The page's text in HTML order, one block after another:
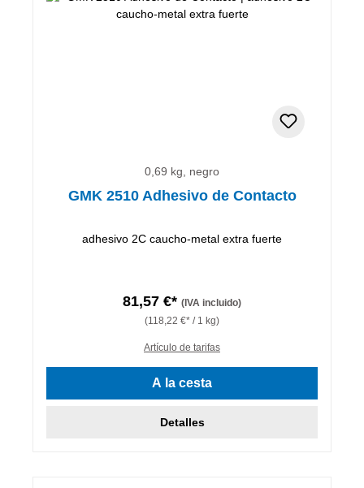
0,69 kg, negro
GMK 2510 Adhesivo de Contacto
adhesivo 2C caucho-metal extra fuerte
81,57 €* (IVA incluido)
(118,22 €* / 1 kg)
Artículo de tarifas
A la cesta
Detalles